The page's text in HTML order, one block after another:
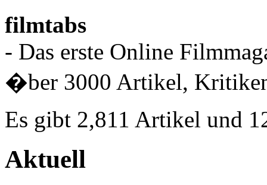
filmtabs
- Das erste Online
�ber 3000 Artikel,
Es gibt 2,811 Artikel und
Aktuell